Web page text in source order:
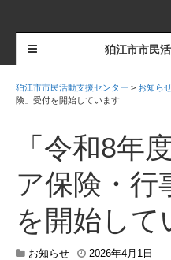
狛江市市民
狛江市市民活動支援センター > お知ら
険」受付を開始しています
「令和8年
ア保険・行
を開始して
お知らせ 2026年4月1日